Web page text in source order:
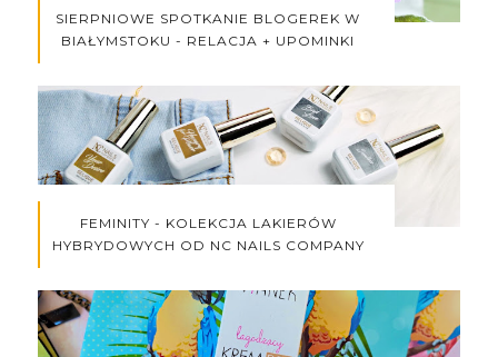
SIERPNIOWE SPOTKANIE BLOGEREK W
BIAŁYMSTOKU - RELACJA + UPOMINKI
FEMINITY - KOLEKCJA LAKIERÓW
HYBRYDOWYCH OD NC NAILS COMPANY